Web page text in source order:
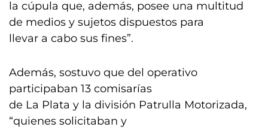
la cúpula que, además, posee una multitud
de medios y sujetos dispuestos para
llevar a cabo sus fines”.
Además, sostuvo que del operativo
participaban 13 comisarías
de La Plata y la división Patrulla Motorizada,
“quienes solicitaban y